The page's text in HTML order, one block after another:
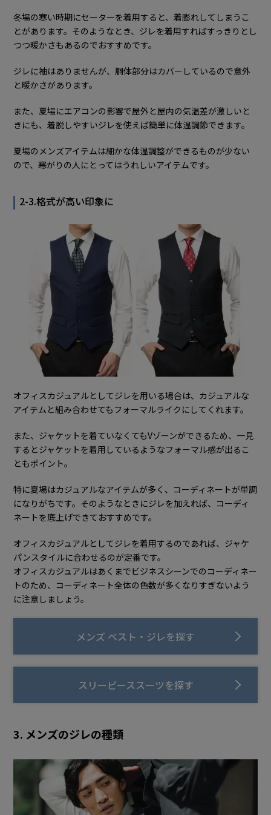
冬場の寒い時期にセーターを着用すると、着膨れしてしまうこ
とがあります。そのようなとき、ジレを着用すればすっきりとし
つつ暖かさもあるのでおすすめです。
ジレに袖はありませんが、胴体部分はカバーしているので意外
と暖かさがあります。
また、夏場にエアコンの影響で屋外と屋内の気温差が激しいと
きにも、着脱しやすいジレを使えば簡単に体温調節できます。
夏場のメンズアイテムは細かな体温調整ができるものが少ない
ので、寒がりの人にとってはうれしいアイテムです。
2-3.格式が高い印象に
オフィスカジュアルとしてジレを用いる場合は、カジュアルな
アイテムと組み合わせてもフォーマルライクにしてくれます。
また、ジャケットを着ていなくてもVゾーンができるため、一見
するとジャケットを着用しているようなフォーマル感が出るこ
ともポイント。
特に夏場はカジュアルなアイテムが多く、コーディネートが単調
になりがちです。そのようなときにジレを加えれば、コーディ
ネートを底上げできておすすめです。
オフィスカジュアルとしてジレを着用するのであれば、ジャケ
パンスタイルに合わせるのが定番です。
オフィスカジュアルはあくまでビジネスシーンでのコーディネー
トのため、コーディネート全体の色数が多くなりすぎないよう
に注意しましょう。
メンズ ベスト・ジレを探す
スリーピーススーツを探す
3. メンズのジレの種類